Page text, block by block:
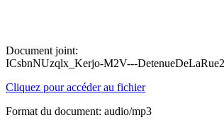
Document joint:
ICsbnNUzqlx_Kerjo-M2V---
Cliquez pour accéder au fichier
Format du document: audio/mp3